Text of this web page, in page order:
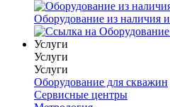
Оборудование из наличия
Услуги
Услуги
Услуги
Оборудование для скважин
Сервисные центры